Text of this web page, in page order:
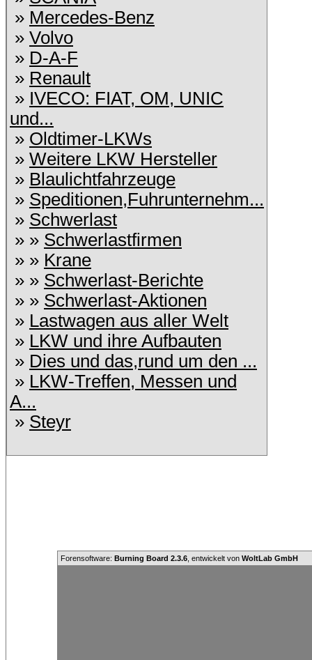
» Mercedes-Benz
» Volvo
» D-A-F
» Renault
» IVECO: FIAT, OM, UNIC
und...
» Oldtimer-LKWs
» Weitere LKW Hersteller
» Blaulichtfahrzeuge
» Speditionen,Fuhrunternehm...
» Schwerlast
» » Schwerlastfirmen
» » Krane
» » Schwerlast-Berichte
» » Schwerlast-Aktionen
» Lastwagen aus aller Welt
» LKW und ihre Aufbauten
» Dies und das,rund um den ...
» LKW-Treffen, Messen und
A...
» Steyr
Forensoftware: Burning Board 2.3.6, entwickelt von WoltLab GmbH